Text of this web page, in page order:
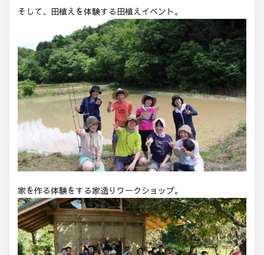
そして、田植えを体験する田植えイベント。
家を作る体験をする家造りワークショップ。